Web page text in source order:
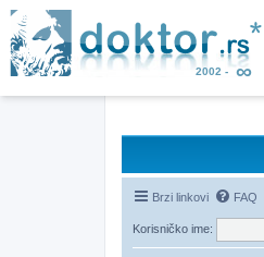
Brzi linkovi FAQ
Korisničko ime: